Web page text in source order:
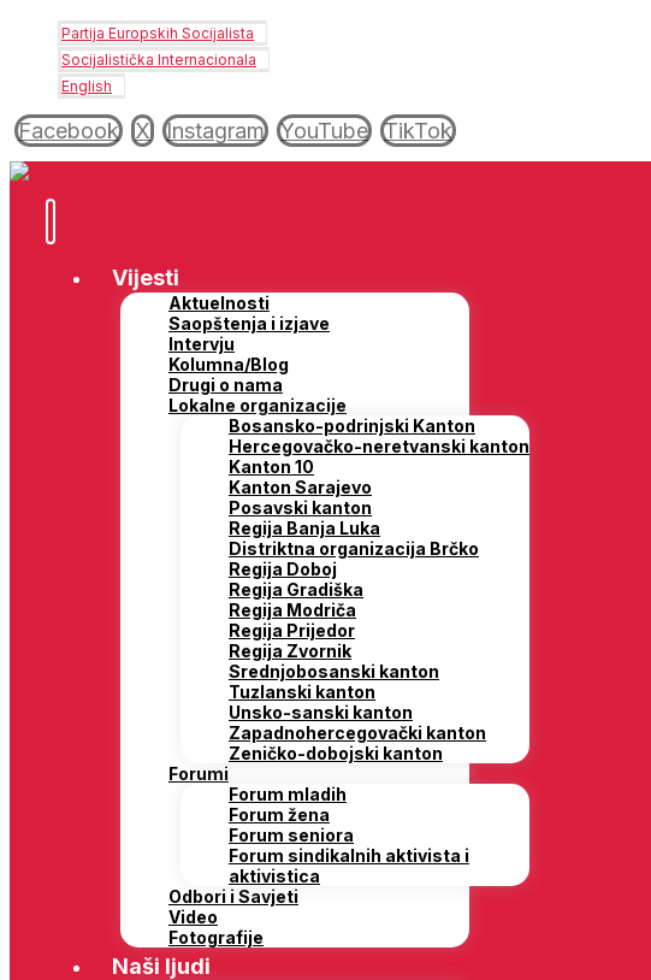
Partija Europskih Socijalista
Socijalistička Internacionala
English
Facebook X Instagram YouTube TikTok
Vijesti
Aktuelnosti
Saopštenja i izjave
Intervju
Kolumna/Blog
Drugi o nama
Lokalne organizacije
Bosansko-podrinjski Kanton
Hercegovačko-neretvanski kanton
Kanton 10
Kanton Sarajevo
Posavski kanton
Regija Banja Luka
Distriktna organizacija Brčko
Regija Doboj
Regija Gradiška
Regija Modriča
Regija Prijedor
Regija Zvornik
Srednjobosanski kanton
Tuzlanski kanton
Unsko-sanski kanton
Zapadnohercegovački kanton
Zeničko-dobojski kanton
Forumi
Forum mladih
Forum žena
Forum seniora
Forum sindikalnih aktivista i
aktivistica
Odbori i Savjeti
Video
Fotografije
Naši ljudi